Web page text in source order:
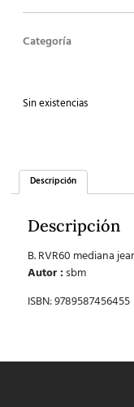
Categoría
Sin existencias
Descripción
Descripción
B. RVR60 mediana
Autor :sbm
ISBN: 9789587456455